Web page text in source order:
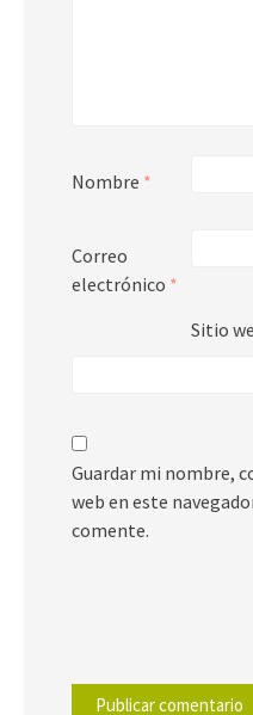
Nombre *
Correo
electrónico *
Sitio
Guardar mi nombre,
web en este
comente.